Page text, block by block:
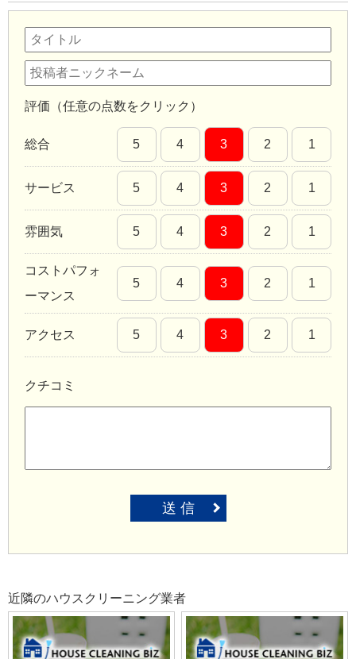
評価（任意の点数をクリック）
総合 5 4 3 2 1
サービス 5 4 3 2 1
雰囲気 5 4 3 2 1
コストパフォ
ーマンス
5 4 3 2 1
アクセス 5 4 3 2 1
クチコミ
送 信
近隣のハウスクリーニング業者